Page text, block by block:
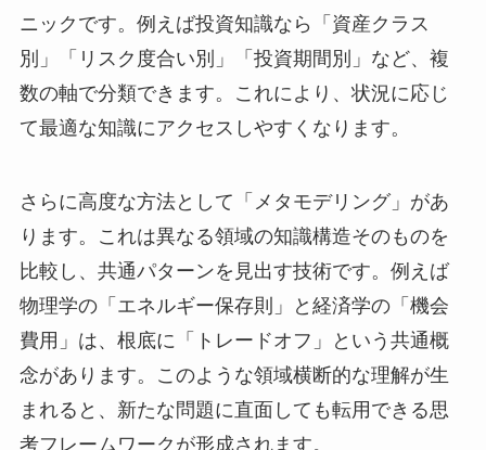
ニックです。例えば投資知識なら「資産クラス
別」「リスク度合い別」「投資期間別」など、複
数の軸で分類できます。これにより、状況に応じ
て最適な知識にアクセスしやすくなります。
さらに高度な方法として「メタモデリング」があ
ります。これは異なる領域の知識構造そのものを
比較し、共通パターンを見出す技術です。例えば
物理学の「エネルギー保存則」と経済学の「機会
費用」は、根底に「トレードオフ」という共通概
念があります。このような領域横断的な理解が生
まれると、新たな問題に直面しても転用できる思
考フレームワークが形成されます。